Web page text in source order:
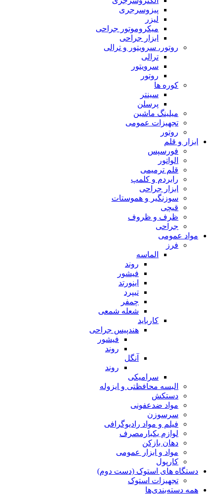
پیزوسرجری
لیزر
میکروموتور جراحی
ابزار جراحی
روتور، سرویتور و ترالی
ترالی
سرویتور
روتور
کوره ها
سینتر
پرسلن
میلینگ ماشین
تجهیزات عمومی
روتور
ابزار و قلم
فورسپس
الواتور
قلم ترمیمی
رابردم و کلمپ
ابزار جراحی
سوزنگیر و هموستات
قیچی
ظرف و ظروف
جراحی
مواد عمومی
فرز
الماسه
روند
فیشور
اینورتد
تیپرد
چمفر
شعله شمعی
کارباید
هندپیس جراحی
فیشور
روند
آنگل
روند
سرامیکی
البسه محافظتی و ایزوله
دستکش
مواد ضدعفونی
سرسوزن
فیلم و مواد رادیوگرافی
لوازم یکبارمصرف
دهان بازکن
مواد و ابزار عمومی
کارپول
دستگاه های استوک (دست دوم)
تجهیزات استوک
همه دسته‌بندی‌ها